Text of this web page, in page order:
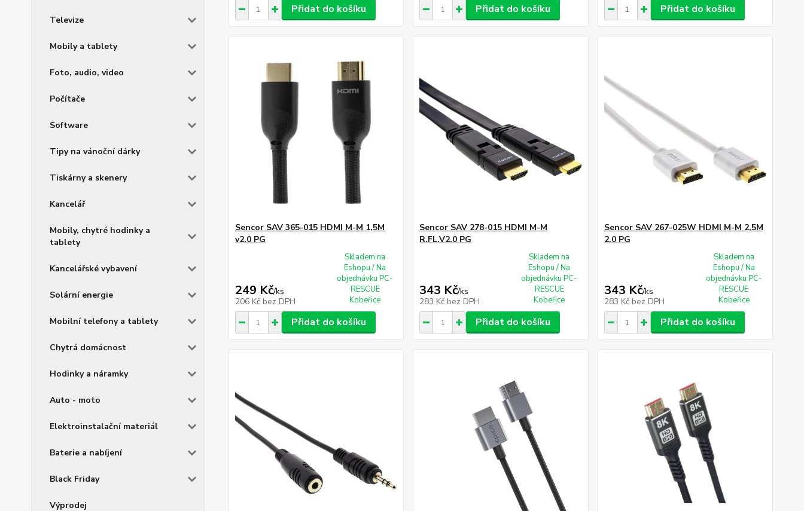
Televize
Mobily a tablety
Foto, audio, video
Počítače
Software
Tipy na vánoční dárky
Tiskárny a skenery
Kancelář
Mobily, chytré hodinky a
tablety
Kancelářské vybavení
Solární energie
Mobilní telefony a tablety
Chytrá domácnost
Hodinky a náramky
Auto - moto
Elektroinstalační materiál
Baterie a nabíjení
Black Friday
Výprodej
Přidat do košíku Přidat do košíku Přidat do košíku
Sencor SAV 365-015 HDMI M-M 1,5M
v2.0 PG
249 Kč/ks
206 Kč bez DPH
Skladem na
Eshopu / Na
objednávku PC-
RESCUE
Kobeřice
Přidat do košíku
Sencor SAV 278-015 HDMI M-M
R.FL.V2.0 PG
343 Kč/ks
283 Kč bez DPH
Skladem na
Eshopu / Na
objednávku PC-
RESCUE
Kobeřice
Přidat do košíku
Sencor SAV 267-025W HDMI M-M 2,5M
2.0 PG
343 Kč/ks
283 Kč bez DPH
Skladem na
Eshopu / Na
objednávku PC-
RESCUE
Kobeřice
Přidat do košíku